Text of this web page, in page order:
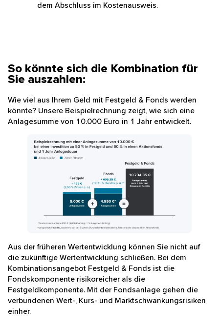
dem Abschluss im Kostenausweis.
So könnte sich die Kombination für
Sie auszahlen:
Wie viel aus Ihrem Geld mit Festgeld & Fonds werden
könnte? Unsere Beispielrechnung zeigt, wie sich eine
Anlagesumme von 10.000 Euro in 1 Jahr entwickelt.
Schaubild Beispielrechnung mit einer Anlagesumme
Aus der früheren Wertentwicklung können Sie nicht auf
die zukünftige Wertentwicklung schließen. Bei dem
Kombinationsangebot Festgeld & Fonds ist die
Fondskomponente risikoreicher als die
Festgeldkomponente. Mit der Fondsanlage gehen die
verbundenen Wert-, Kurs- und Marktschwankungsrisiken
einher.